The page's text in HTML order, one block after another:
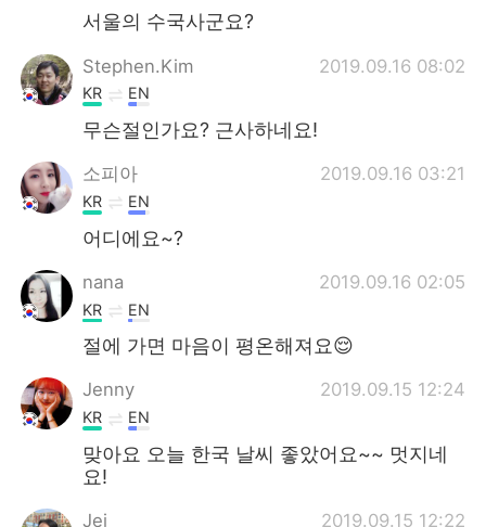
서울의 수국사군요?
Stephen.Kim 2019.09.16 08:02
KR EN
무슨절인가요? 근사하네요!
소피아 2019.09.16 03:21
KR EN
어디에요~?
nana 2019.09.16 02:05
KR EN
절에 가면 마음이 평온해져요😌
Jenny 2019.09.15 12:24
KR EN
맞아요 오늘 한국 날씨 좋았어요~~ 멋지네
요!
Jei 2019.09.15 12:22